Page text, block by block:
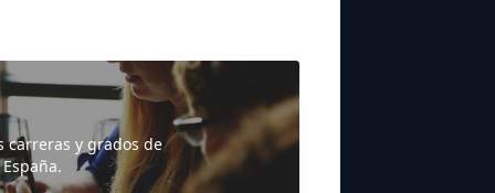
carreras y grados de